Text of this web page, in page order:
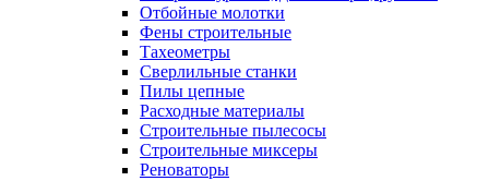
Отбойные молотки
Фены строительные
Тахеометры
Сверлильные станки
Пилы цепные
Расходные материалы
Строительные пылесосы
Строительные миксеры
Реноваторы